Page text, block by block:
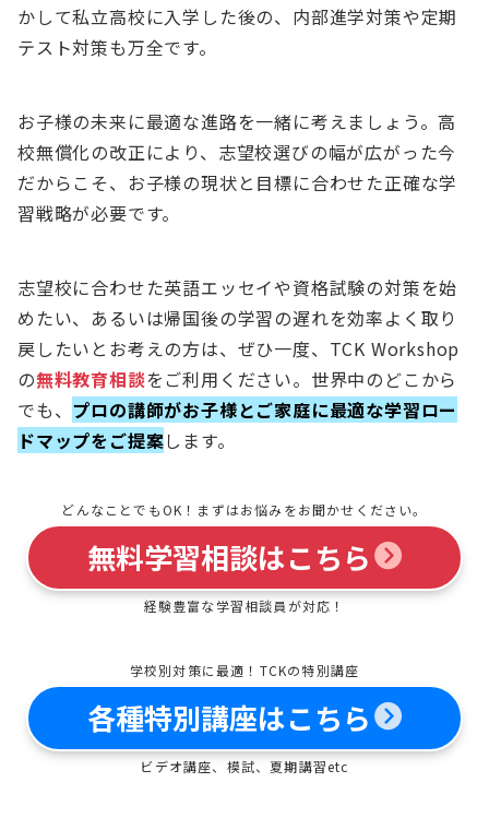
かして私立高校に入学した後の、内部進学対策や定期
テスト対策も万全です。
お子様の未来に最適な進路を一緒に考えましょう。高
校無償化の改正により、志望校選びの幅が広がった今
だからこそ、お子様の現状と目標に合わせた正確な学
習戦略が必要です。
志望校に合わせた英語エッセイや資格試験の対策を始
めたい、あるいは帰国後の学習の遅れを効率よく取り
戻したいとお考えの方は、ぜひ一度、TCK Workshop
の無料教育相談をご利用ください。世界中のどこから
でも、 プロの講師がお子様とご家庭に最適な学習ロー
ドマップをご提案します。
どんなことでもOK！まずはお悩みをお聞かせください。
無料学習相談はこちら
経験豊富な学習相談員が対応！
学校別対策に最適！TCKの特別講座
各種特別講座はこちら
ビデオ講座、模試、夏期講習etc